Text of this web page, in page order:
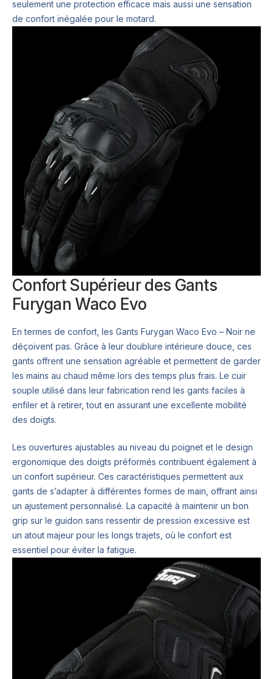
seulement une protection efficace mais aussi une sensation
de confort inégalée pour le motard.
Confort Supérieur des Gants
Furygan Waco Evo
En termes de confort, les Gants Furygan Waco Evo – Noir ne
déçoivent pas. Grâce à leur doublure intérieure douce, ces
gants offrent une sensation agréable et permettent de garder
les mains au chaud même lors des temps plus frais. Le cuir
souple utilisé dans leur fabrication rend les gants faciles à
enfiler et à retirer, tout en assurant une excellente mobilité
des doigts.
Les ouvertures ajustables au niveau du poignet et le design
ergonomique des doigts préformés contribuent également à
un confort supérieur. Ces caractéristiques permettent aux
gants de s’adapter à différentes formes de main, offrant ainsi
un ajustement personnalisé. La capacité à maintenir un bon
grip sur le guidon sans ressentir de pression excessive est
un atout majeur pour les longs trajets, où le confort est
essentiel pour éviter la fatigue.